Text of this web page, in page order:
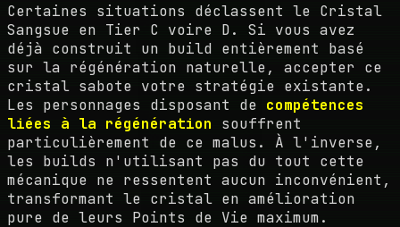
Certaines situations déclassent le Cristal
Sangsue en Tier C voire D. Si vous avez
déjà construit un build entièrement basé
sur la régénération naturelle, accepter ce
cristal sabote votre stratégie existante.
Les personnages disposant de compétences
liées à la régénération souffrent
particulièrement de ce malus. À l'inverse,
les builds n'utilisant pas du tout cette
mécanique ne ressentent aucun inconvénient,
transformant le cristal en amélioration
pure de leurs Points de Vie maximum.